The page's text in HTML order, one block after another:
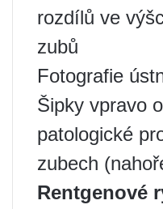
rozdílů ve
zubů
Fotografie
Šipky vpravo
patologické
zubech
Rentgenové